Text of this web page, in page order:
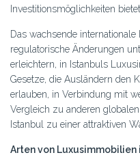
Investitionsmöglichkeiten bietet.
Das wachsende
regulatorische Änderungen
erleichtern, in Istanbuls
Gesetze, die Ausländern den
erlauben, in Verbindung mit
Vergleich zu anderen
Istanbul zu einer attraktiven
Arten von Luxusimmobilien